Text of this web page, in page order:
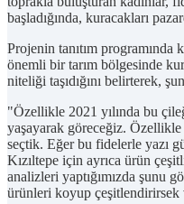
başladığında, kuracakları
Projenin tanıtım
önemli bir tarım bölgesinde
niteliği taşıdığını belirterek,
"Özellikle 2021 yılında bu
yaşayarak göreceğiz. Özellikle
seçtik. Eğer bu fidelerle yazı
Kızıltepe için ayrıca ürün
analizleri yaptığımızda şunu
ürünleri koyup çeşitlendirirsek